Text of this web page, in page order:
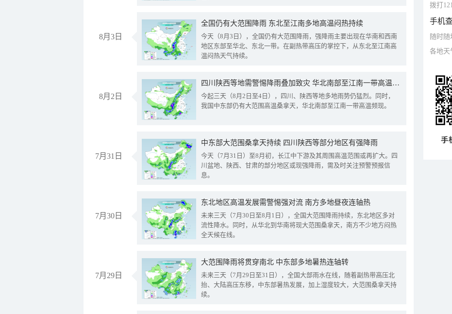
8月3日
全国仍有大范围降雨 东北至江南多地高温闷热持续
今天（8月3日），全国仍有大范围降雨，强降雨主要出现在华南和西南
地区东部至华北、东北一带。在副热带高压的掌控下，从东北至江南高
温闷热天气持续。
8月2日
四川陕西等地需警惕降雨叠加致灾 华北南部至江南一带高温频现
今起三天（8月2日至4日），四川、陕西等地多地雨势仍猛烈。同时，
我国中东部仍有大范围高温桑拿天，华北南部至江南一带高温频现。
7月31日
中东部大范围桑拿天持续 四川陕西等部分地区有强降雨
今天（7月31日）至8月初，长江中下游及其周围高温范围或再扩大。四
川盆地、陕西、甘肃的部分地区或现强降雨，需及时关注预警预报信
息。
7月30日
东北地区高温发展需警惕强对流 南方多地昼夜连轴热
未来三天（7月30日至8月1日），全国大范围降雨持续，东北地区多对
流性降水。同时，从华北到华南将现大范围桑拿天，南方不少地方闷热
全天候在线。
7月29日
大范围降雨将贯穿南北 中东部多地暑热连轴转
未来三天（7月29日至31日），全国大部雨水在线，随着副热带高压北
抬、大陆高压东移，中东部暑热发展，加上湿度较大，大范围桑拿天持
续。
拨打
手机
随时
各地天